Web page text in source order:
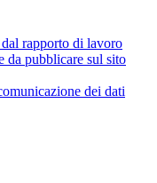
rapporto di lavoro
da pubblicare sul sito
dei dati